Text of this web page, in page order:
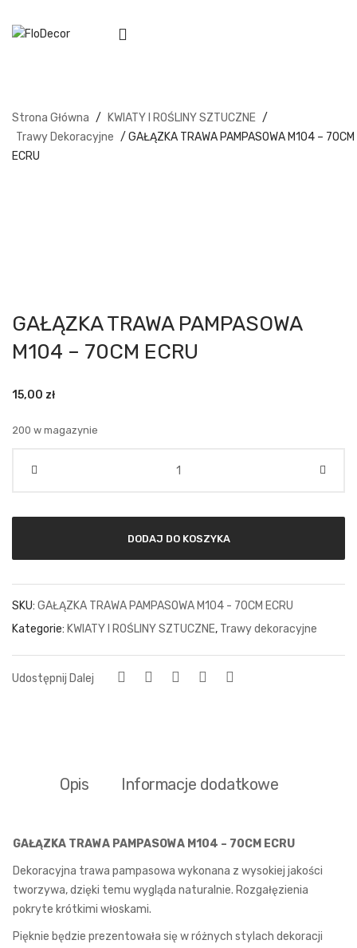
Strona Główna / KWIATY I ROŚLINY SZTUCZNE /
Trawy Dekoracyjne / GAŁĄZKA TRAWA PAMPASOWA M104 – 70CM
ECRU
GAŁĄZKA TRAWA PAMPASOWA
M104 – 70CM ECRU
15,00 zł
200 w magazynie
DODAJ DO KOSZYKA
SKU: GAŁĄZKA TRAWA PAMPASOWA M104 - 70CM ECRU
Kategorie: KWIATY I ROŚLINY SZTUCZNE, Trawy dekoracyjne
Udostępnij Dalej
Opis Informacje dodatkowe
GAŁĄZKA TRAWA PAMPASOWA M104 – 70CM ECRU
Dekoracyjna trawa pampasowa wykonana z wysokiej jakości
tworzywa, dzięki temu wygląda naturalnie. Rozgałęzienia
pokryte krótkimi włoskami.
Pięknie będzie prezentowała się w różnych stylach dekoracji